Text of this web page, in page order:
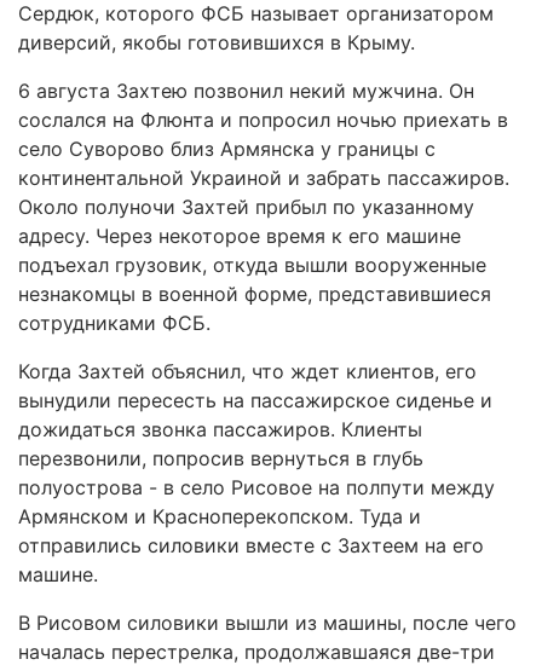
Сердюк, которого ФСБ называет организатором
диверсий, якобы готовившихся в Крыму.
6 августа Захтею позвонил некий мужчина. Он
сослался на Флюнта и попросил ночью приехать в
село Суворово близ Армянска у границы с
континентальной Украиной и забрать пассажиров.
Около полуночи Захтей прибыл по указанному
адресу. Через некоторое время к его машине
подъехал грузовик, откуда вышли вооруженные
незнакомцы в военной форме, представившиеся
сотрудниками ФСБ.
Когда Захтей объяснил, что ждет клиентов, его
вынудили пересесть на пассажирское сиденье и
дожидаться звонка пассажиров. Клиенты
перезвонили, попросив вернуться в глубь
полуострова - в село Рисовое на полпути между
Армянском и Красноперекопском. Туда и
отправились силовики вместе с Захтеем на его
машине.
В Рисовом силовики вышли из машины, после чего
началась перестрелка, продолжавшаяся две-три